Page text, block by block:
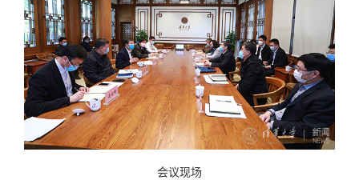
会议现场